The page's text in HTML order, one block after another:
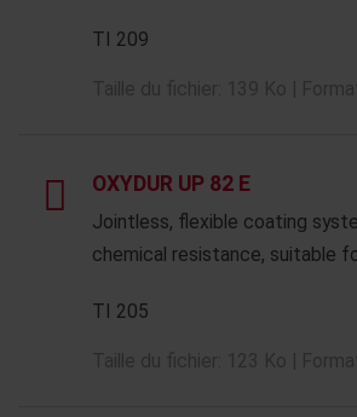
TI 209
OXYDUR UP 82 E
Jointless, flexible coating
chemical resistance, suitable
TI 205